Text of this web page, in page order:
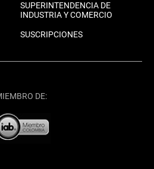
SUPERINTENDENCIA DE
INDUSTRIA Y COMERCIO
SUSCRIPCIONES
DE: